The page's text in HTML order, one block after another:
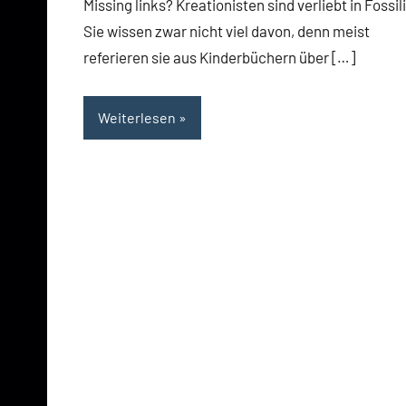
Missing links? Kreationisten sind verliebt in
Sie wissen zwar nicht viel davon, denn meist
referieren sie aus Kinderbüchern über […]
Weiterlesen